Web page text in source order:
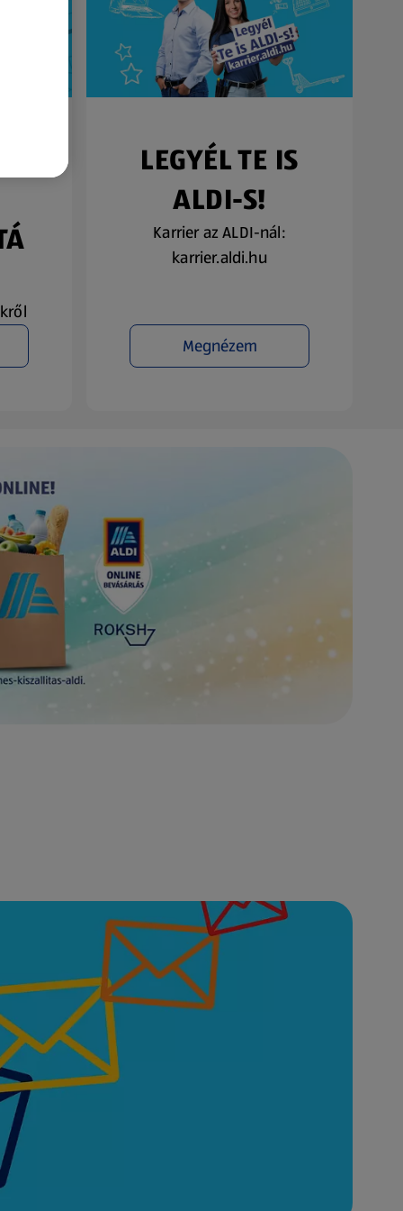
LEGYÉL TE IS
ALDI-S!
Karrier az ALDI-nál:
karrier.aldi.hu
Megnézem